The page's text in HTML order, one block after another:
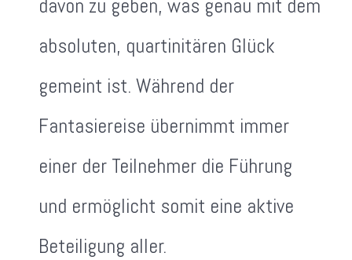
davon zu geben, was genau mit dem
absoluten, quartinitären Glück
gemeint ist. Während der
Fantasiereise übernimmt immer
einer der Teilnehmer die Führung
und ermöglicht somit eine aktive
Beteiligung aller.